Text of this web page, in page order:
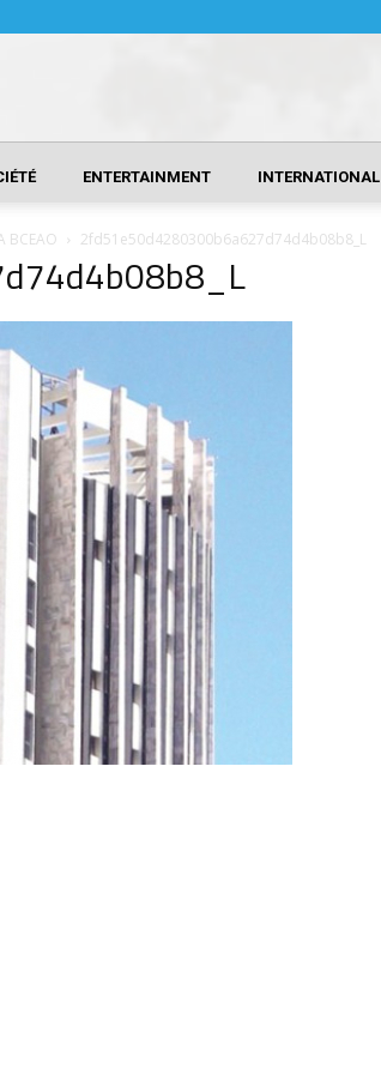
ENTERTAINMENT INTERNATIONAL
BCEAO 2fd51e50d4280300b6a627d74d4b08b8_L